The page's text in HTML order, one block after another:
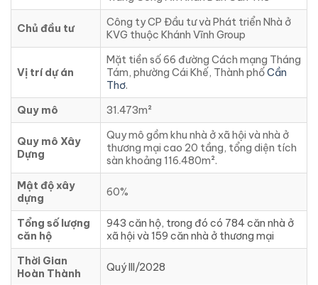
Chủ đầu tư
Công ty CP Đầu tư và Phát triển Nhà ở
KVG thuộc Khánh Vĩnh Group
Vị trí dự án
Mặt tiền số 66 đường Cách mạng Tháng
Tám, phường Cái Khế, Thành phốCần
Thơ.
Quy mô
31.473m²
Quy mô Xây
Dựng
Quy mô gồm khu nhà ở xã hội và nhà ở
thương mại cao 20 tầng, tổng diện tích
sàn khoảng 116.480m².
Mật độ xây
dựng
60%
Tổng số lượng
căn hộ
943 căn hộ, trong đó có 784 căn nhà ở
xã hội và 159 căn nhà ở thương mại
Thời Gian
Hoàn Thành
Quý III/2028